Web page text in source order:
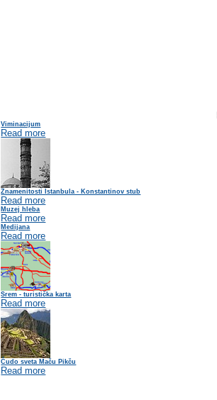
Viminacijum
Read more
Znamenitosti Istanbula - Konstantinov stub
Read more
Muzej hleba
Read more
Medijana
Read more
Srem - turistička karta
Read more
Čudo sveta Maču Pikču
Read more